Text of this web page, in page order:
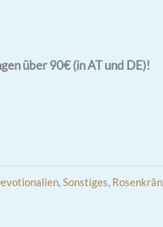
über 90€ (in AT und DE)!
,Sonstiges,